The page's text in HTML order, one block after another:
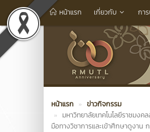
หน้าแรก เกี่ยวกับ กา
หน้าแรก
ข่าวกิจกรรม
มหาวิทยาลัยเทคโนโลยีราชมง
มือทางวิชาการและเข้าศึกษาดูงาน